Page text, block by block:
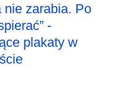
nie zarabia. Po
-
plakaty w